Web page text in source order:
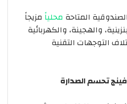
المتاحة محلياً مزيجاً
والهجينة، والكهربائية
التوجهات التقنية
فينجتحسمالصدارة